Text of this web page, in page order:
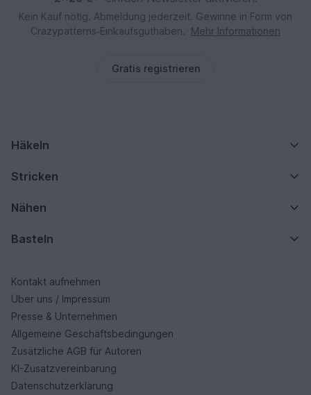
Kein Kauf nötig. Abmeldung jederzeit. Gewinne in Form von
Crazypatterns‑Einkaufsguthaben.
Mehr Informationen
Gratis registrieren
Häkeln
Stricken
Nähen
Basteln
Kontakt aufnehmen
Über uns / Impressum
Presse & Unternehmen
Allgemeine Geschäftsbedingungen
Zusätzliche AGB für Autoren
KI-Zusatzvereinbarung
Datenschutzerklärung